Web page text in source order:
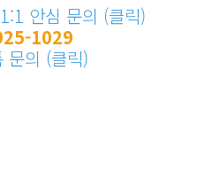
안심 문의 (클릭)
1029
문의 (클릭)